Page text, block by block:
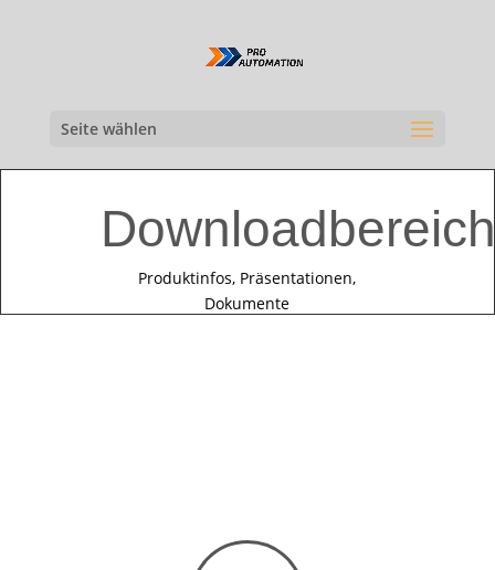
Seite wählen
Produktinfos, Präsentationen,
Dokumente